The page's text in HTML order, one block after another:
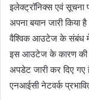
इलेक्ट्रॉनिक्स एवं सूचना
अपना बयान जारी किया
वैश्विक आउटेज के संबंध में
इस आउटेज के कारण की
अपडेट जारी कर दिए
एनआईसी नेटवर्क